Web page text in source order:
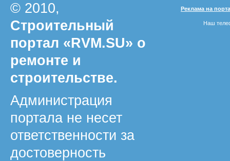
© 2010,
Строительный
портал «RVM.SU» о
ремонте и
строительстве.
Администрация
портала не несет
ответственности за
достоверность
Реклама на
Наш